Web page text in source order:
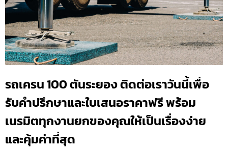
รถเครน 100 ตันระยอง ติดต่อเราวันนี้เพื่อ
รับคำปรึกษาและใบเสนอราคาฟรี พร้อม
เนรมิตทุกงานยกของคุณให้เป็นเรื่องง่าย
และคุ้มค่าที่สุด